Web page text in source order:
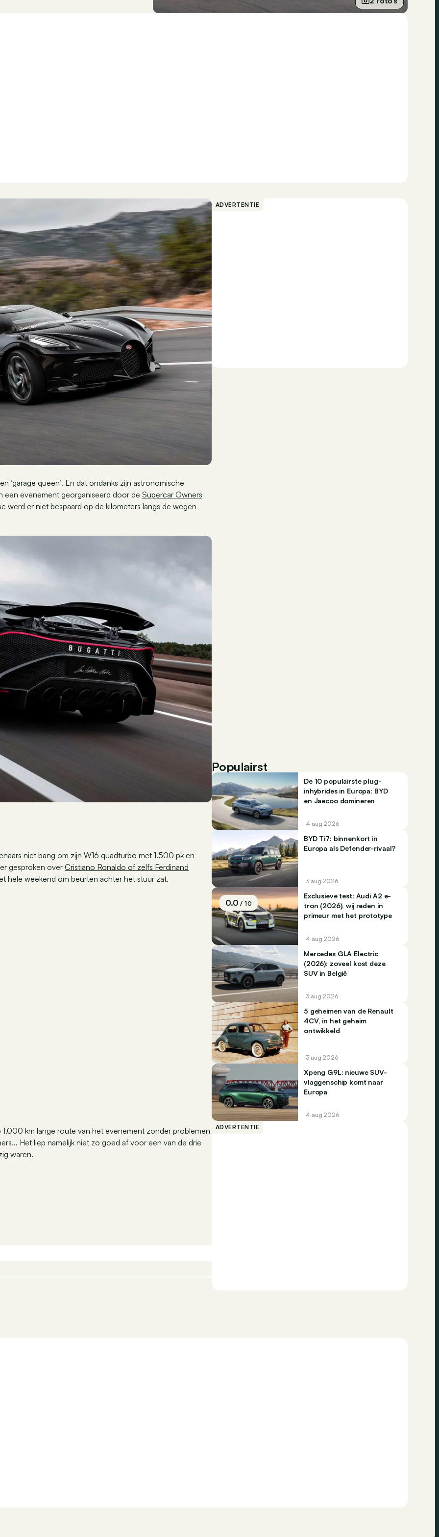
‘garage queen’. En dat ondanks zijn astronomische
een evenement georganiseerd door de Supercar Owners
werd er niet bespaard op de kilometers langs de wegen
niet bang om zijn W16 quadturbo met 1.500 pk en
gesproken over Cristiano Ronaldo of zelfs Ferdinand
hele weekend om beurten achter het stuur zat.
km lange route van het evenement zonder problemen
Het liep namelijk niet zo goed af voor een van de drie
waren.
ADVERTENTIE
Populairst
De 10 populairste plug-
inhybrides in Europa: BYD
en Jaecoo domineren
4 aug 2026
BYD Ti7: binnenkort in
Europa als Defender-rivaal?
3 aug 2026
0.0/ 10
Exclusieve test: Audi A2 e-
tron (2026), wij reden in
primeur met het prototype
4 aug 2026
Mercedes GLA Electric
(2026): zoveel kost deze
SUV in België
3 aug 2026
5 geheimen van de Renault
4CV, in het geheim
ontwikkeld
3 aug 2026
Xpeng G9L: nieuwe SUV-
vlaggenschip komt naar
Europa
4 aug 2026
ADVERTENTIE